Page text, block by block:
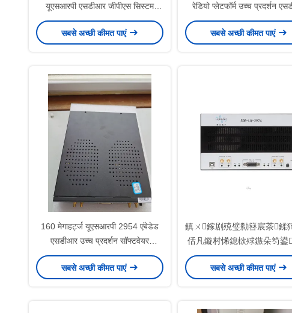
यूएसआरपी एसडीआर जीपीएस सिस्टम
मल्टीपल हाई स्पीड इंटरफेस
सबसे अच्छी कीमत पाएं
रेडियो प्लेटफॉर्म उच्च प्रदर्शन
सबसे अच्छी कीमत पाएं
160 मेगाहर्ट्ज यूएसआरपी 2954 एंबेडेड
एसडीआर उच्च प्रदर्शन सॉफ्टवेयर
परिभाषित रेडियो
सबसे अच्छी कीमत पाएं
鎮ㄨ鎵剧殑璧勬簮宸茶鍒
佸凡鏇村悕鎴栨殏鏃朵笉鍙
सबसे अच्छी कीमत पाएं